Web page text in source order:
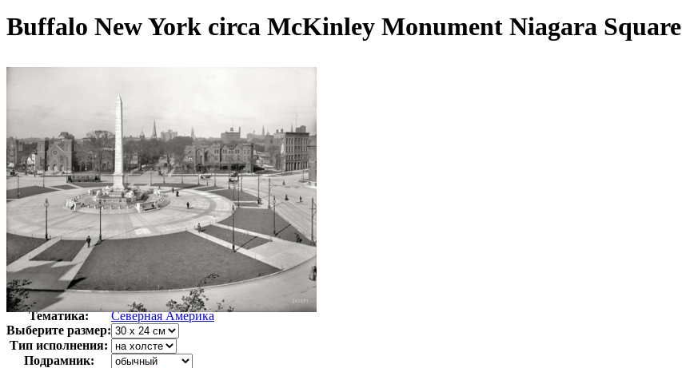
Buffalo New York circa McKinley Monument Niagara Square
Автор:
Неизвестно
Арт-стиль
Фотография
Тематика:
Северная Америка
Выберите размер:
Тип исполнения:
Подрамник: